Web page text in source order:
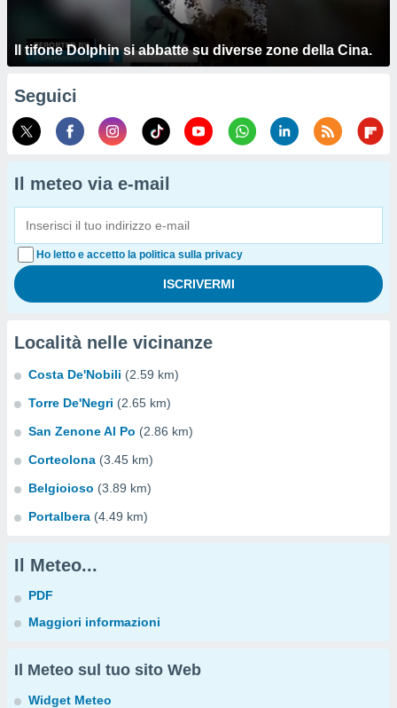
Il tifone Dolphin si abbatte su diverse zone della Cina.
Seguici
Il meteo via e-mail
Ho letto e accetto la politica sulla privacy
Località nelle vicinanze
Costa De'Nobili (2.59 km)
Torre De'Negri (2.65 km)
San Zenone Al Po (2.86 km)
Corteolona (3.45 km)
Belgioioso (3.89 km)
Portalbera (4.49 km)
Il Meteo...
PDF
Maggiori informazioni
Il Meteo sul tuo sito Web
Widget Meteo